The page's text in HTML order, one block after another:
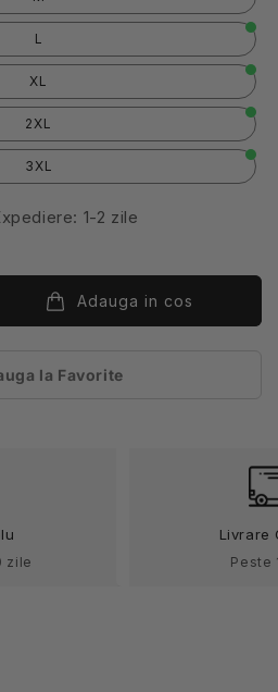
L
XL
2XL
3XL
1-2 zile
Adauga in cos
la Favorite
(necesita
zile
Livrare
Peste